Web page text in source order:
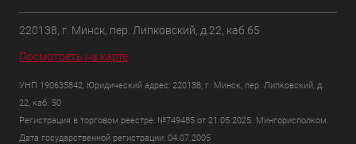
220138, г. Минск, пер. Липковский, д.22, каб.65
Посмотреть на карте
УНП 190635842, Юридический адрес: 220138, г. Минск, пер. Липковский, д.
22, каб. 50
Регистрация в торговом реестре: №749485 от 21.05.2025. Мингорисполком.
Дата государственной регистрации: 04.07.2005